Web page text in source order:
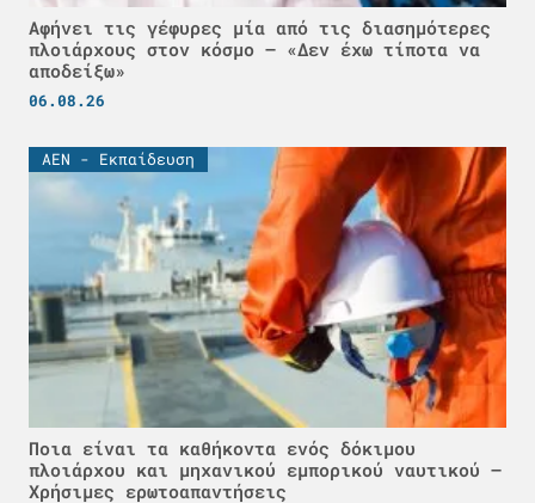
Αφήνει τις γέφυρες μία από τις διασημότερες
πλοιάρχους στον κόσμο – «Δεν έχω τίποτα να
αποδείξω»
06.08.26
ΑΕΝ - Εκπαίδευση
Ποια είναι τα καθήκοντα ενός δόκιμου
πλοιάρχου και μηχανικού εμπορικού ναυτικού –
Χρήσιμες ερωτοαπαντήσεις